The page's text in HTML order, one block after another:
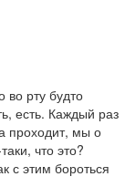
во рту будто
есть. Каждый раз
проходит, мы о
что это?
с этим бороться